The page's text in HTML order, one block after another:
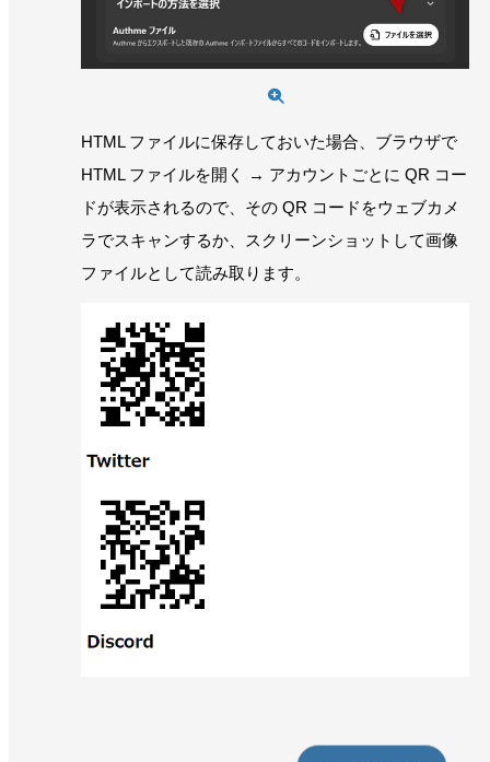
HTML ファイルに保存しておいた場合、ブラウザで
HTML ファイルを開く → アカウントごとに QR コー
ドが表示されるので、その QR コードをウェブカメ
ラでスキャンするか、スクリーンショットして画像
ファイルとして読み取ります。